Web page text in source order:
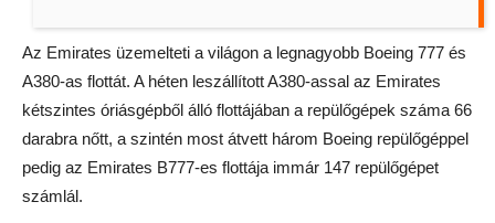
Az Emirates üzemelteti a világon a legnagyobb Boeing 777 és
A380-as flottát. A héten leszállított A380-assal az Emirates
kétszintes óriásgépből álló flottájában a repülőgépek száma 66
darabra nőtt, a szintén most átvett három Boeing repülőgéppel
pedig az Emirates B777-es flottája immár 147 repülőgépet
számlál.